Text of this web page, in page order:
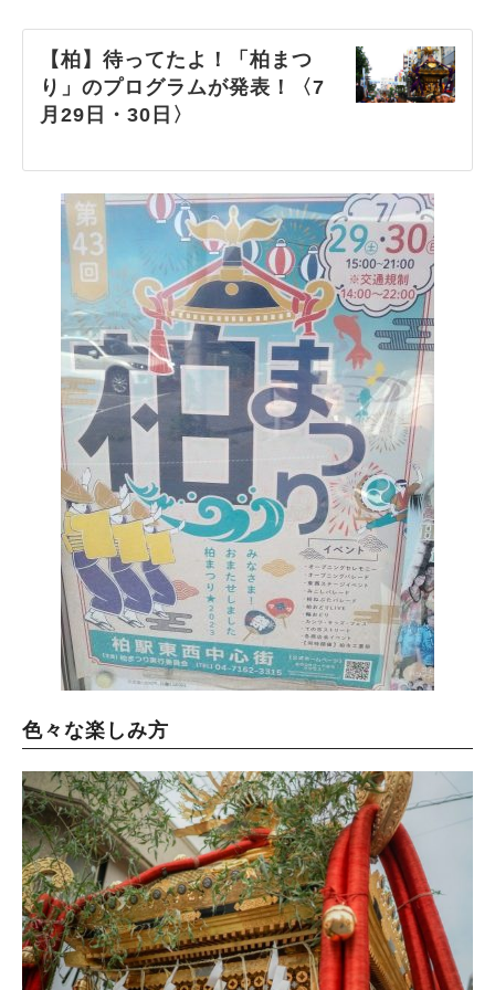
【柏】待ってたよ！「柏まつ
り」のプログラムが発表！〈7
月29日・30日〉
色々な楽しみ方